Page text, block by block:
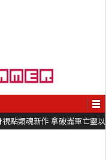
點類魂新作 拿破崙軍亡靈以